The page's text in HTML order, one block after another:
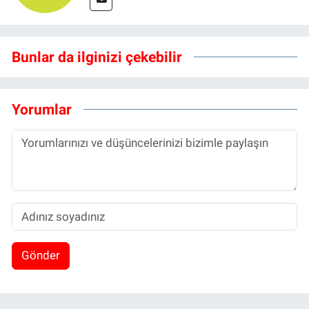
Bunlar da ilginizi çekebilir
Yorumlar
Gönder